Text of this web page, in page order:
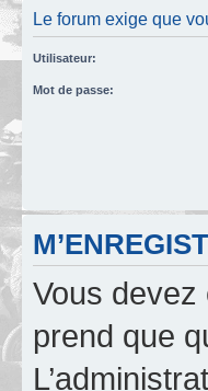
Le forum exige que
Utilisateur:
Mot de passe:
Vous devez
prend que